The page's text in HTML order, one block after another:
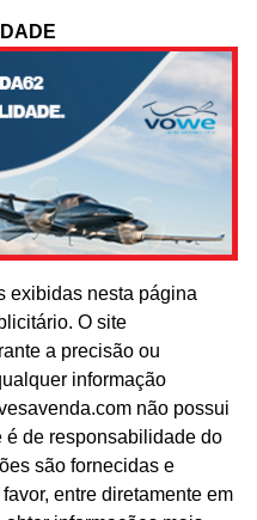
exibidas nesta página
O site
a precisão ou
informação
não possui
é de responsabilidade do
são fornecidas e
entre diretamente em